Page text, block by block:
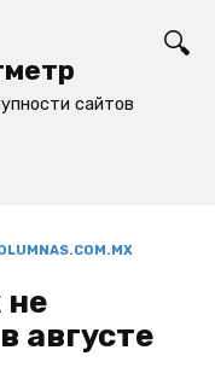
сайтов
не
августе